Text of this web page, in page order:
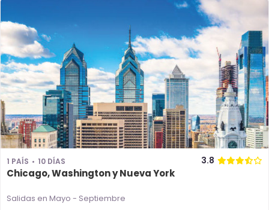
1 PAÍS 10 DÍAS 3.8
Chicago, Washington y Nueva York
Salidas en Mayo - Septiembre